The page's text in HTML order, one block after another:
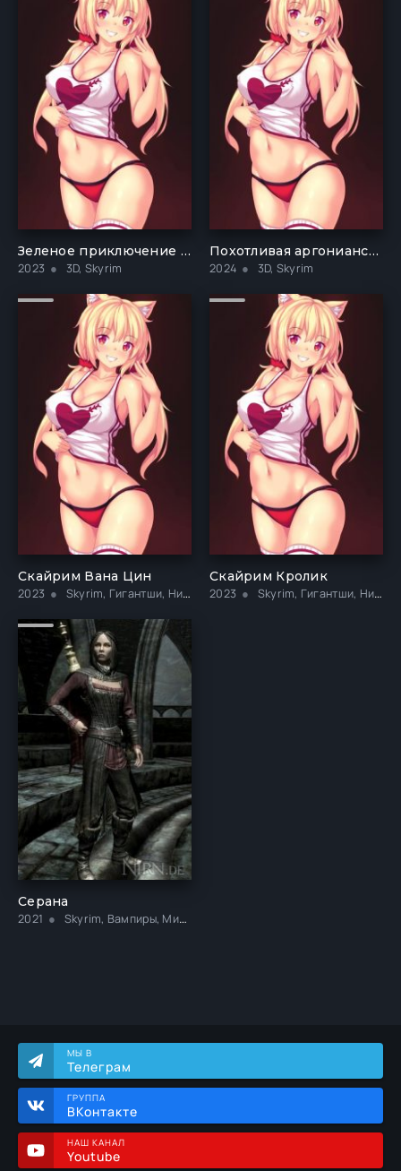
МЫ В
Телеграм
ГРУППА
ВКонтакте
НАШ КАНАЛ
Youtube
Зеленое приключение Манары
2023 3D, Skyrim
Похотливая аргонианская дева, т. 3: потерянные записи
2024 3D, Skyrim
Скайрим Вана Цин
2023 Skyrim, Гигантши, Нижнее бельё, Публичное, Хентай, Чулки
Скайрим Кролик
2023 Skyrim, Гигантши, Нижнее бельё, Публичное, Хентай, Чулки
Серана
2021 Skyrim, Вампиры, Минет, Монстры, Нижнее бельё, Секс втроем, Хентай